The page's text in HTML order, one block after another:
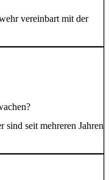
vereinbart mit der
sind seit mehreren Jahren